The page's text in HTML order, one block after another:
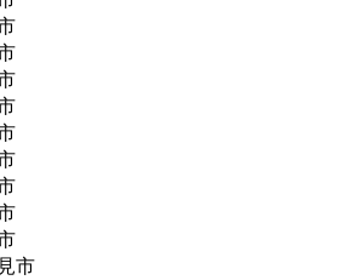
市